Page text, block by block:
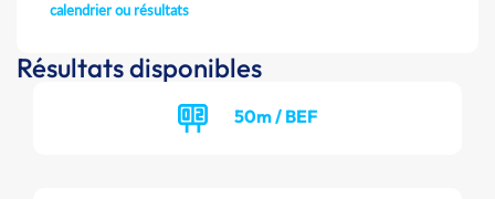
calendrier ou résultats
Résultats disponibles
50m / BEF